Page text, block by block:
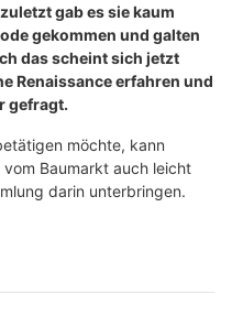
gab es sie kaum
gekommen und galten
das scheint sich jetzt
Renaissance erfahren und
gefragt.
möchte, kann
Baumarkt auch leicht
darin unterbringen.